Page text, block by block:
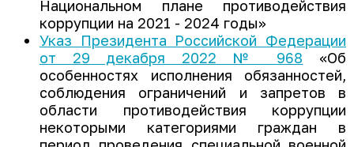
Национальном плане противодействия
коррупции на 2021 - 2024 годы»
Указ Президента Российской Федерации
от 29 декабря 2022 № 968 «Об
особенностях исполнения обязанностей,
соблюдения ограничений и запретов в
области противодействия коррупции
некоторыми категориями граждан в